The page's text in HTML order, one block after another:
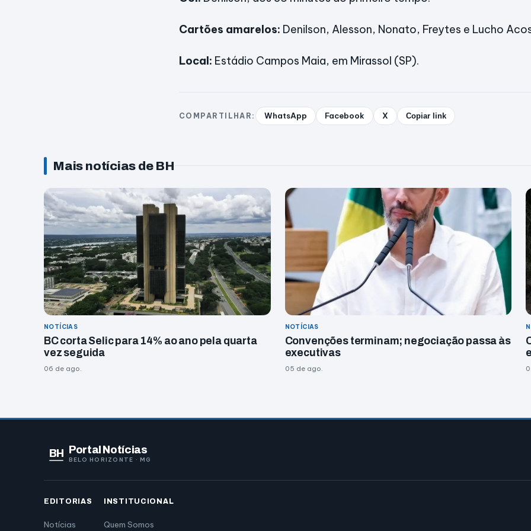
Cartões amarelos: Denilson, Alesson, Nonato, Freytes e Lucho
Local: Estádio Campos Maia, em Mirassol (SP).
COMPARTILHAR: WhatsApp Facebook X Copiar link
Mais notícias de BH
NOTÍCIAS
BC corta Selic para 14% ao ano pela quarta
vez seguida
06 de ago.
NOTÍCIAS
Convenções terminam; negociação passa às
executivas
05 de ago.
BH Portal Notícias
BELO HORIZONTE · MG
EDITORIAS
Notícias
INSTITUCIONAL
Quem Somos